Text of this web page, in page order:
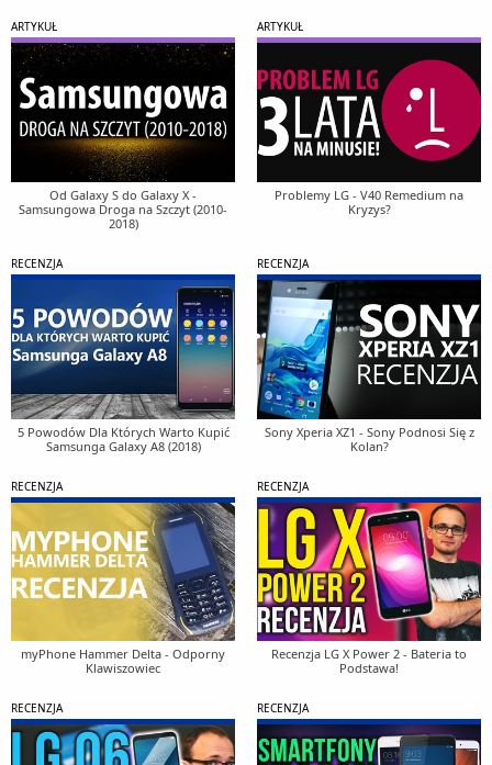
ARTYKUŁ
Od Galaxy S do Galaxy X -
Samsungowa Droga na Szczyt (2010-
2018)
ARTYKUŁ
Problemy LG - V40 Remedium na
Kryzys?
RECENZJA
5 Powodów Dla Których Warto Kupić
Samsunga Galaxy A8 (2018)
RECENZJA
Sony Xperia XZ1 - Sony Podnosi Się z
Kolan?
RECENZJA
myPhone Hammer Delta - Odporny
Klawiszowiec
RECENZJA
Recenzja LG X Power 2 - Bateria to
Podstawa!
RECENZJA RECENZJA